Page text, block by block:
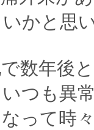
かと思
数年後
いつも異
って時